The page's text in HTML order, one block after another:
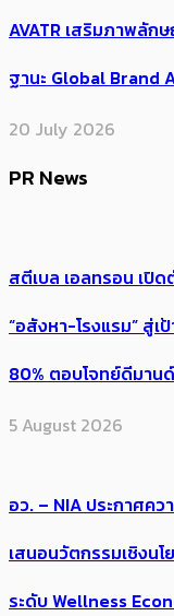
AVATR เสริมภาพลัก
ฐานะ Global Brand
20 July 2026
PR News
สตีเบล เอลทรอน เปิ
“อสังหา-โรงแรม” สู่
80% ตอบโจทย์ดีมาน
5 August 2026
อว. – NIA ประกาศค
เสนอนวัตกรรมเชิงน
ระดับ Wellness